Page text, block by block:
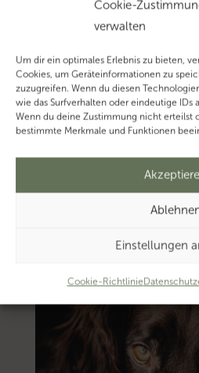
Cookie-
verwalten
Um dir ein optimales Erlebnis zu bieten,
Cookies, um Geräteinformationen zu
zuzugreifen. Wenn du diesen
wie das Surfverhalten oder eindeutige IDs
Wenn du deine Zustimmung nicht erteilst
bestimmte Merkmale und Funktionen
Einstellungen
Cookie-Richtlinie